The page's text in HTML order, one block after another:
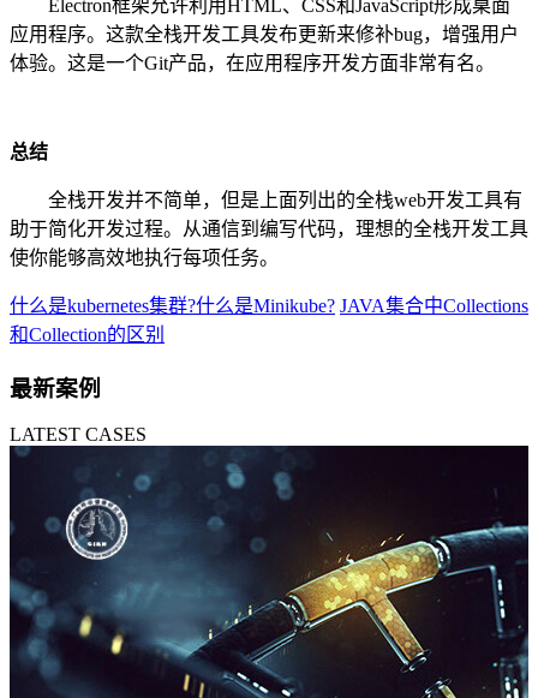
Electron框架允许利用HTML、CSS和JavaScript形成桌面
应用程序。这款全栈开发工具发布更新来修补bug，增强用户
体验。这是一个Git产品，在应用程序开发方面非常有名。
总结
全栈开发并不简单，但是上面列出的全栈web开发工具有
助于简化开发过程。从通信到编写代码，理想的全栈开发工具
使你能够高效地执行每项任务。
什么是kubernetes集群?什么是Minikube? JAVA集合中Collections
和Collection的区别
最新案例
LATEST CASES